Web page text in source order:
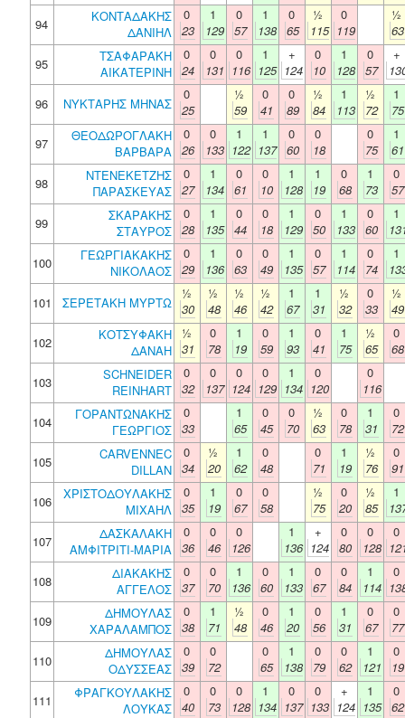
94
ΚΟΝΤΑΔΑΚΗΣ
ΔΑΝΙΗΛ
0
23
1
129
0
57
1
138
0
65
½
115
0
119
½
63
95
ΤΣΑΦΑΡΑΚΗ
ΑΙΚΑΤΕΡΙΝΗ
0
24
0
131
0
116
1
125
+
124
0
10
1
128
0
57
+
96
ΝΥΚΤΑΡΗΣ ΜΗΝΑΣ
0
25
½
59
0
41
0
89
½
84
1
113
½
72
1
75
97
ΘΕΟΔΩΡΟΓΛΑΚΗ
ΒΑΡΒΑΡΑ
0
26
0
133
1
122
1
137
0
60
0
18
0
75
1
61
98
ΝΤΕΝΕΚΕΤΖΗΣ
ΠΑΡΑΣΚΕΥΑΣ
0
27
1
134
0
61
0
10
1
128
1
19
0
68
1
73
0
57
99
ΣΚΑΡΑΚΗΣ
ΣΤΑΥΡΟΣ
0
28
1
135
0
44
0
18
1
129
0
50
1
133
0
60
1
100
ΓΕΩΡΓΙΑΚΑΚΗΣ
ΝΙΚΟΛΑΟΣ
0
29
1
136
0
63
0
49
1
135
0
57
1
114
0
74
1
101
ΣΕΡΕΤΑΚΗ ΜΥΡΤΩ
½
30
½
48
½
46
½
42
1
67
1
31
½
32
0
33
½
49
102
ΚΟΤΣΥΦΑΚΗ
ΔΑΝΑΗ
½
31
0
78
1
19
0
59
1
93
0
41
1
75
½
65
0
68
103
SCHNEIDER
REINHART
0
32
0
137
0
124
0
129
1
134
0
120
0
116
104
ΓΟΡΑΝΤΩΝΑΚΗΣ
ΓΕΩΡΓΙΟΣ
0
33
1
65
0
45
0
70
½
63
0
78
1
31
0
72
105
CARVENNEC
DILLAN
0
34
½
20
1
62
0
48
0
71
1
19
½
76
0
91
106
ΧΡΙΣΤΟΔΟΥΛΑΚΗΣ
ΜΙΧΑΗΛ
0
35
1
19
0
67
0
58
½
75
0
20
½
85
1
107
ΔΑΣΚΑΛΑΚΗ
ΑΜΦΙΤΡΙΤΙ-ΜΑΡΙΑ
0
36
0
46
0
126
1
136
+
124
0
80
0
128
0
108
ΔΙΑΚΑΚΗΣ
ΑΓΓΕΛΟΣ
0
37
0
70
1
136
0
60
1
133
0
67
0
84
1
114
0
109
ΔΗΜΟΥΛΑΣ
ΧΑΡΑΛΑΜΠΟΣ
0
38
1
71
½
48
0
46
1
20
0
56
1
31
0
67
0
77
110
ΔΗΜΟΥΛΑΣ
ΟΔΥΣΣΕΑΣ
0
39
0
72
0
65
1
138
0
79
0
62
1
121
0
19
111
ΦΡΑΓΚΟΥΛΑΚΗΣ
ΛΟΥΚΑΣ
0
40
0
73
0
128
1
134
0
137
0
133
+
124
1
135
0
62